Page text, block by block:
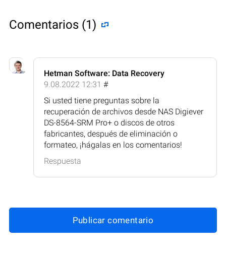
Comentarios (1)
Hetman Software: Data Recovery
9.08.2022 12:31 #
Si usted tiene preguntas sobre la
recuperación de archivos desde NAS Digiever
DS-8564-SRM Pro+ o discos de otros
fabricantes, después de eliminación o
formateo, ¡hágalas en los comentarios!
Respuesta
Publicar comentario